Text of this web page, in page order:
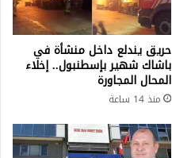
حريق يندلع داخل منشأة في
باشاك شهير بإسطنبول.. إخلاء
المحال المجاورة
منذ 14 ساعة